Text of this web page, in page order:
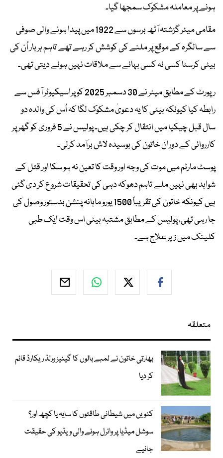
ہونے پر معاملہ مشکوک سمجھا گیا۔
مقامی میئر گزشتہ آٹھ برسوں سے 1922 میں پیدا ہونے والی صوفی
سے سالگرہ کے موقع پر ملنے کی کوشش کر رہے تھے تاہم ہر بار اُن کی
بیٹی کرسٹا کسی نہ کسی بہانے سے ملاقات نہیں ہونے دیتی تھی۔
رپورٹ کے مطابق میئر نے 30 دسمبر 2025 کو پراسیکیوٹر آفس سے
رابطہ کیا کیونکہ بیٹی کا یہ دعویٰ مشکوک لگا کہ اُس کی والدہ دو
سال قبل چیکیا میں انتقال کر چکی ہیں۔ پولیس نے 5 فروری کو گھر پر
کارروائی کے دوران خاتون کی بوسیدہ لاش برآمد کرلی۔
پوسٹ مارٹم میں موت کی وجہ اور وقت کا تعین نہ ہو سکا اور قتل کے
شواہد بھی نہیں ملے تاہم دھوکہ دہی کی تحقیقات شروع کر دی گئی
ہیں کیونکہ خاتون کی تقریباً 1500 یورو ماہانہ پنشن بدستور وصول کی
جا رہی تھی، پولیس کے مطابق مشتبہ بیٹی اس وقت ایک طبی
کلینک میں زیر علاج ہے۔
متعلقہ
بھارتی خاتون نے لمبے بالوں کا گینیز ورلڈ ریکارڈ قائم
کر دیا
کنویں میں شیطانی طاقتوں کا سایہ یا کچھ اور؟
سوشل میڈیا پر وائرل ہونے والی ویڈیو کی حقیقت
جانیے